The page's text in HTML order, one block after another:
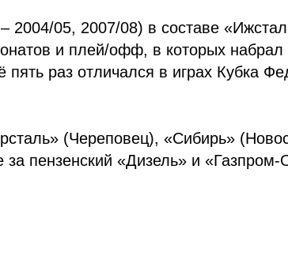
2004/05, 2007/08) в составе
и плей/офф, в которых набрал
раз отличался в играх Кубка
(Череповец), «Сибирь»
пензенский «Дизель» и «Газпром-